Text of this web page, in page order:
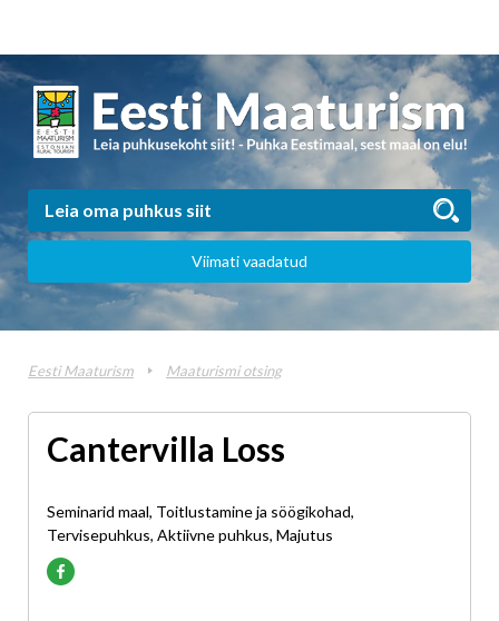
Viimati vaadatud
Eesti Maaturism Maaturismi otsing
Cantervilla Loss
Seminarid maal, Toitlustamine ja söögikohad,
Tervisepuhkus, Aktiivne puhkus, Majutus